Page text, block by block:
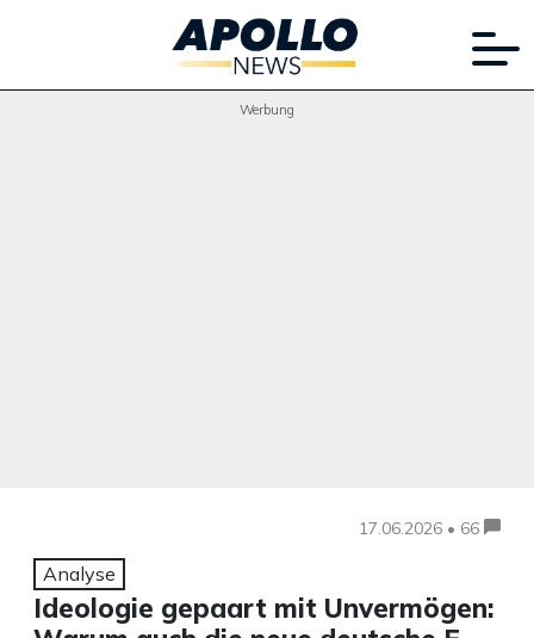
Werbung
17.06.2026 • 66
Analyse
Ideologie gepaart mit Unvermögen: